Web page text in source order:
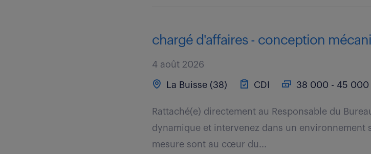
chargé d'affaires - conception
4 août 2026
La Buisse (38) CDI 38 000 - 45 000
Rattaché(e) directement au Responsable du
dynamique et intervenez dans un
mesure sont au cœur du...